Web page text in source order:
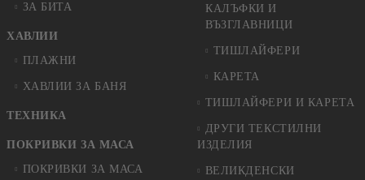
ЗА БИТА
ХАВЛИИ
ПЛАЖНИ
ХАВЛИИ ЗА БАНЯ
ТЕХНИКА
ПОКРИВКИ ЗА МАСА
ПОКРИВКИ ЗА МАСА
КАЛЪФКИ И
ВЪЗГЛАВНИЦИ
ТИШЛАЙФЕРИ
КАРЕТА
ТИШЛАЙФЕРИ И КАРЕТА
ДРУГИ ТЕКСТИЛНИ
ИЗДЕЛИЯ
ВЕЛИКДЕНСКИ